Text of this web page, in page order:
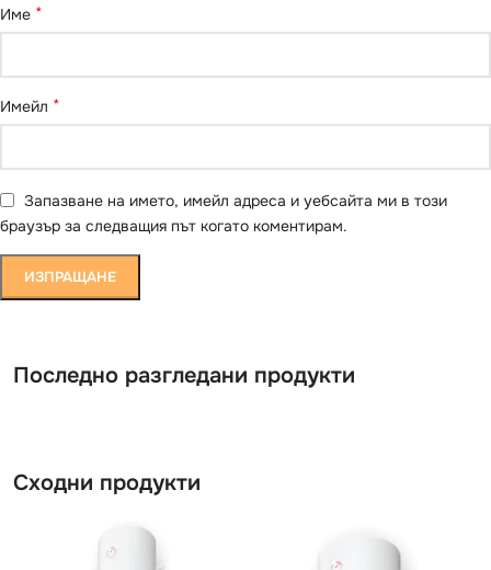
Име *
Имейл *
Запазване на името, имейл адреса и уебсайта ми в този
браузър за следващия път когато коментирам.
Последно разгледани продукти
Сходни продукти